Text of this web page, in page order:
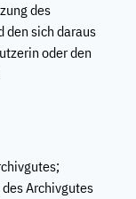
des
den sich daraus
oder den
Archivgutes